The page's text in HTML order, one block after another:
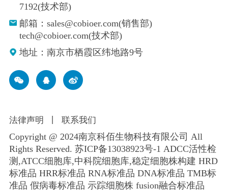
7192(技术部)
邮箱：sales@cobioer.com(销售部)
tech@cobioer.com(技术部)
地址：南京市栖霞区纬地路9号
法律声明 联系我们
Copyright @ 2024南京科佰生物科技有限公司 All
Rights Reserved. 苏ICP备13038923号-1 ADCC活性检
测,ATCC细胞库,中科院细胞库,稳定细胞株构建 HRD
标准品 HRR标准品 RNA标准品 DNA标准品 TMB标
准品 假病毒标准品 示踪细胞株 fusion融合标准品